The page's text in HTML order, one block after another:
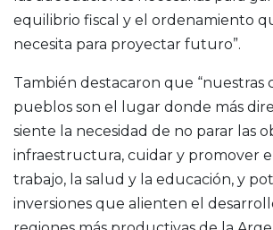
equilibrio fiscal y el ordenamiento
necesita para proyectar futuro”.
También destacaron que “nuestras
pueblos son el lugar donde más
siente la necesidad de no parar las
infraestructura, cuidar y promover el
trabajo, la salud y la educación, y
inversiones que alienten el